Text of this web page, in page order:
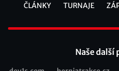
ČLÁNKY TURNAJE
Naše další